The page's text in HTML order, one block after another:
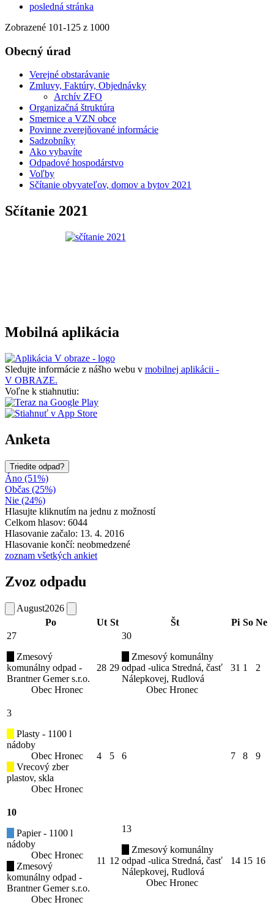
posledná stránka
Zobrazené 101-125 z 1000
Obecný úrad
Verejné obstarávanie
Zmluvy, Faktúry, Objednávky
Archív ZFO
Organizačná štruktúra
Smernice a VZN obce
Povinne zverejňované informácie
Sadzobníky
Ako vybavíte
Odpadové hospodárstvo
Voľby
Sčítanie obyvateľov, domov a bytov 2021
Sčítanie 2021
Mobilná aplikácia
Sledujte informácie z nášho webu v mobilnej aplikácii -
V OBRAZE.
Voľne k stiahnutiu:
Anketa
Triedite odpad?
Áno (51%)
Občas (25%)
Nie (24%)
Hlasujte kliknutím na jednu z možností
Celkom hlasov: 6044
Hlasovanie začalo: 13. 4. 2016
Hlasovanie končí: neobmedzené
zoznam všetkých ankiet
Zvoz odpadu
August2026
Po
Ut St Št Pi So Ne
27
Zmesový
komunálny odpad -
Brantner Gemer s.r.o.
Obec Hronec
28 29
30
Zmesový komunálny
odpad -ulica Stredná, časť
Nálepkovej, Rudlová
Obec Hronec
31 1 2
3
Plasty - 1100 l
nádoby
Obec Hronec
Vrecový zber
plastov, skla
Obec Hronec
4 5 6 7 8 9
10
Papier - 1100 l
nádoby
Obec Hronec
Zmesový
komunálny odpad -
Brantner Gemer s.r.o.
Obec Hronec
11 12
13
Zmesový komunálny
odpad -ulica Stredná, časť
Nálepkovej, Rudlová
Obec Hronec
14 15 16